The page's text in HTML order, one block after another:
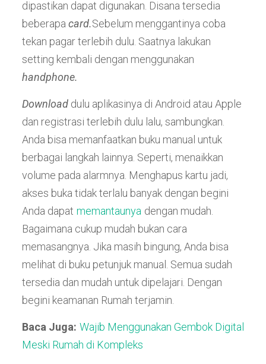
dipastikan dapat digunakan. Disana tersedia
beberapa card.Sebelum menggantinya coba
tekan pagar terlebih dulu. Saatnya lakukan
setting kembali dengan menggunakan
handphone.
Download dulu aplikasinya di Android atau Apple
dan registrasi terlebih dulu lalu, sambungkan.
Anda bisa memanfaatkan buku manual untuk
berbagai langkah lainnya. Seperti, menaikkan
volume pada alarmnya. Menghapus kartu jadi,
akses buka tidak terlalu banyak dengan begini
Anda dapat memantaunya dengan mudah.
Bagaimana cukup mudah bukan cara
memasangnya. Jika masih bingung, Anda bisa
melihat di buku petunjuk manual. Semua sudah
tersedia dan mudah untuk dipelajari. Dengan
begini keamanan Rumah terjamin.
Baca Juga: Wajib Menggunakan Gembok Digital
Meski Rumah di Kompleks